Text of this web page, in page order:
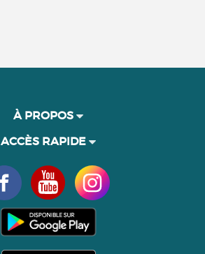
À PROPOS
ACCÈS RAPIDE